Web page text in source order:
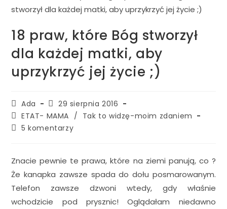
18 praw, które Bóg stworzył
dla każdej matki, aby
uprzykrzyć jej życie ;)
Ada
29 sierpnia 2016
ETAT- MAMA / Tak to widzę-moim zdaniem
5 komentarzy
Znacie pewnie te prawa, które na ziemi panują, co ?
Że kanapka zawsze spada do dołu posmarowanym.
Telefon zawsze dzwoni wtedy, gdy właśnie
wchodzicie pod prysznic! Oglądałam niedawno